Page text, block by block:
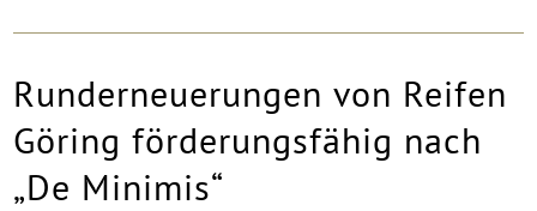
Runderneuerungen von Reifen
Göring förderungsfähig nach
„De Minimis“